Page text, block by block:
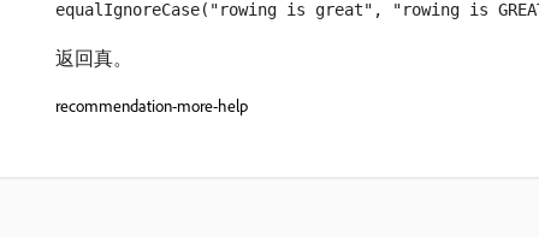
equalIgnoreCase("rowing is great", "rowing is
返回真。
recommendation-more-help